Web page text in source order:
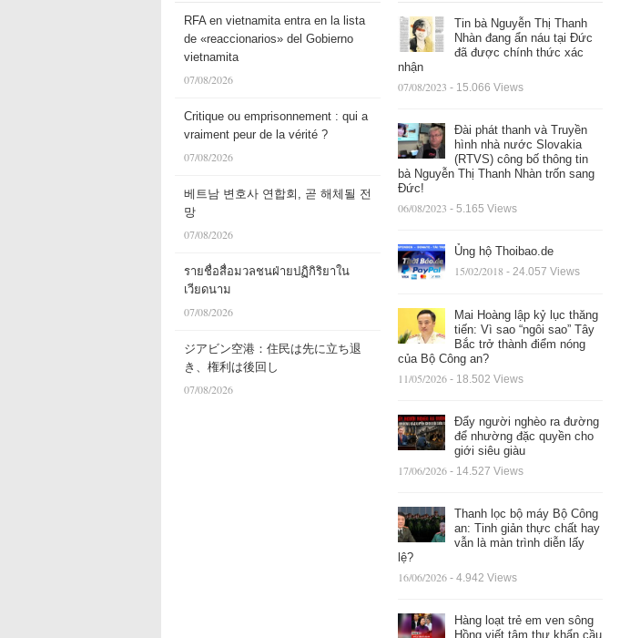
RFA en vietnamita entra en la lista
de «reaccionarios» del Gobierno
vietnamita
07/08/2026
Critique ou emprisonnement : qui a
vraiment peur de la vérité ?
07/08/2026
베트남 변호사 연합회, 곧 해체될 전
망
07/08/2026
รายชื่อสื่อมวลชนฝ่ายปฏิกิริยาใน
เวียดนาม
07/08/2026
ジアビン空港：住民は先に立ち退
き、権利は後回し
07/08/2026
Tin bà Nguyễn Thị Thanh
Nhàn đang ẩn náu tại Đức
đã được chính thức xác
nhận
07/08/2023 - 15.066 Views
Đài phát thanh và Truyền
hình nhà nước Slovakia
(RTVS) công bố thông tin
bà Nguyễn Thị Thanh Nhàn trốn sang
Đức!
06/08/2023 - 5.165 Views
Ủng hộ Thoibao.de
15/02/2018 - 24.057 Views
Mai Hoàng lập kỷ lục thăng
tiến: Vì sao “ngôi sao” Tây
Bắc trở thành điểm nóng
của Bộ Công an?
11/05/2026 - 18.502 Views
Đẩy người nghèo ra đường
để nhường đặc quyền cho
giới siêu giàu
17/06/2026 - 14.527 Views
Thanh lọc bộ máy Bộ Công
an: Tinh giản thực chất hay
vẫn là màn trình diễn lấy
lệ?
16/06/2026 - 4.942 Views
Hàng loạt trẻ em ven sông
Hồng viết tâm thư khẩn cầu